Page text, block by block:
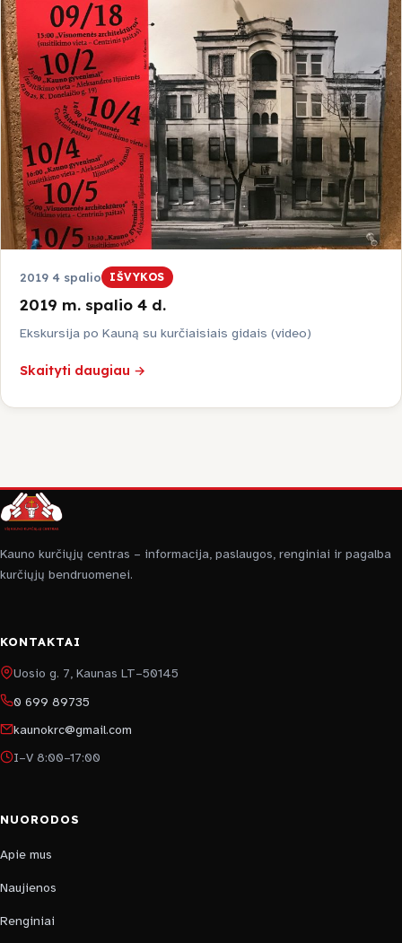
Kontaktai
Kaunas
Kauno raj.
Jonavos raj.
Kaišiadorių raj.
Prienų raj.
LKD Kauno skyrius
Smurtas artimoje aplinkoje
2019 4 spalio IŠVYKOS
2019 m. spalio 4 d.
Ekskursija po Kauną su kurčiaisiais gidais (video)
Skaityti daugiau →
Kauno kurčiųjų centras – informacija, paslaugos, renginiai ir pagalba
kurčiųjų bendruomenei.
KONTAKTAI
Uosio g. 7, Kaunas LT–50145
0 699 89735
kaunokrc@gmail.com
I–V 8:00–17:00
NUORODOS
Apie mus
Naujienos
Renginiai